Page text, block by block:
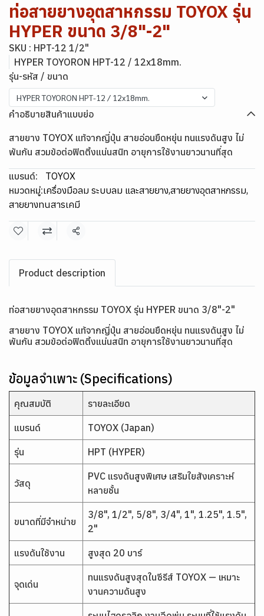
ท่อสายยางอุตสาหกรรม TOYOX รุ่น
HYPER ขนาด 3/8"-2"
SKU : HPT-12 1/2"
HYPER TOYORON HPT-12 / 12x18mm.
รุ่น-รหัส / ขนาด
HYPER TOYORON HPT-12 / 12x18mm.
คำอธิบายสินค้าแบบย่อ
สายยาง TOYOX แท้จากญี่ปุ่น สายอ่อนยืดหยุ่น ทนแรงดันสูง ไม่
พันกัน สวมข้อต่อฟิตติ้งแน่นสนิท อายุการใช้งานยาวนานที่สุด
แบรนด์:
TOYOX
หมวดหมู่:เครื่องมือลม ระบบลม และสายยาง,สายยางอุตสาหกรรม,
สายยางทนสารเคมี
แชร์
Product description
ท่อสายยางอุตสาหกรรม TOYOX รุ่น HYPER ขนาด 3/8"-2"
สายยาง TOYOX แท้จากญี่ปุ่น สายอ่อนยืดหยุ่น ทนแรงดันสูง ไม่
พันกัน สวมข้อต่อฟิตติ้งแน่นสนิท อายุการใช้งานยาวนานที่สุด
ข้อมูลจำเพาะ (Specifications)
คุณสมบัติ รายละเอียด
แบรนด์ TOYOX (Japan)
รุ่น HPT (HYPER)
วัสดุ
PVC แรงดันสูงพิเศษ เสริมใยสังเคราะห์
หลายชั้น
ขนาดที่มีจำหน่าย
3/8", 1/2", 5/8", 3/4", 1", 1.25", 1.5",
2"
แรงดันใช้งาน สูงสุด 20 บาร์
จุดเด่น
ทนแรงดันสูงสุดในซีรีส์ TOYOX — เหมาะ
งานความดันสูง